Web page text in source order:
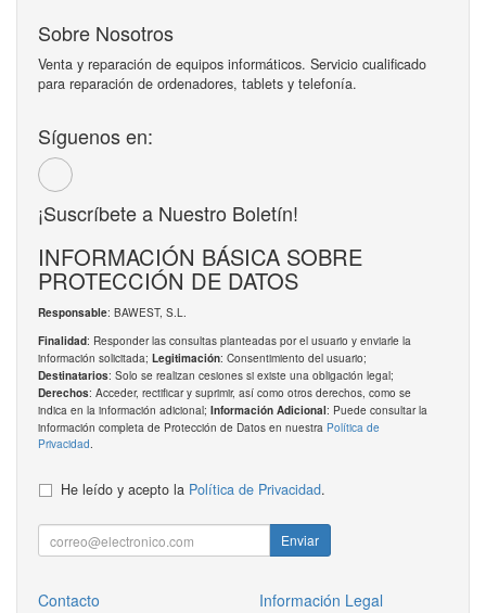
Sobre Nosotros
Venta y reparación de equipos informáticos. Servicio cualificado
para reparación de ordenadores, tablets y telefonía.
Síguenos en:
¡Suscríbete a Nuestro Boletín!
INFORMACIÓN BÁSICA SOBRE
PROTECCIÓN DE DATOS
Responsable: BAWEST, S.L.
Finalidad: Responder las consultas planteadas por el usuario y enviarle la
información solicitada; Legitimación: Consentimiento del usuario;
Destinatarios: Solo se realizan cesiones si existe una obligación legal;
Derechos: Acceder, rectificar y suprimir, así como otros derechos, como se
indica en la información adicional; Información Adicional: Puede consultar la
información completa de Protección de Datos en nuestra Política de
Privacidad.
He leído y acepto la Política de Privacidad.
Enviar
Contacto
Información Legal